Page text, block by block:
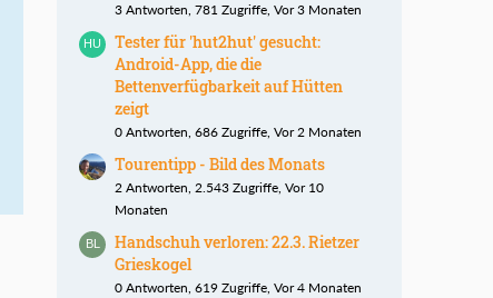
3 Antworten, 781 Zugriffe, Vor 3 Monaten
Tester für 'hut2hut' gesucht:
Android-App, die die
Bettenverfügbarkeit auf Hütten
zeigt
0 Antworten, 686 Zugriffe, Vor 2 Monaten
Tourentipp - Bild des Monats
2 Antworten, 2.543 Zugriffe, Vor 10
Monaten
Handschuh verloren: 22.3. Rietzer
Grieskogel
0 Antworten, 619 Zugriffe, Vor 4 Monaten